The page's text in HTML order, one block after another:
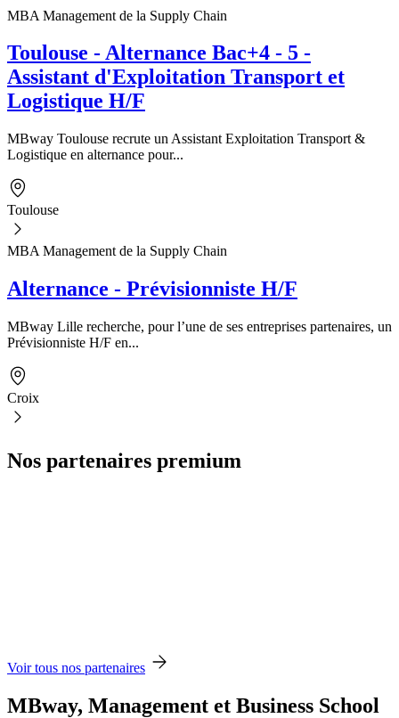
MBA Management de la Supply Chain
Toulouse - Alternance Bac+4 - 5 -
Assistant d'Exploitation Transport et
Logistique H/F
MBway Toulouse recrute un Assistant Exploitation Transport &
Logistique en alternance pour...
Toulouse
MBA Management de la Supply Chain
Alternance - Prévisionniste H/F
MBway Lille recherche, pour l’une de ses entreprises partenaires, un
Prévisionniste H/F en...
Croix
Nos partenaires premium
Voir tous nos partenaires
MBway, Management et Business School